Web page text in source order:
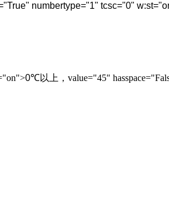
numbertype="1" tcsc="0"
0℃以上， value="45"